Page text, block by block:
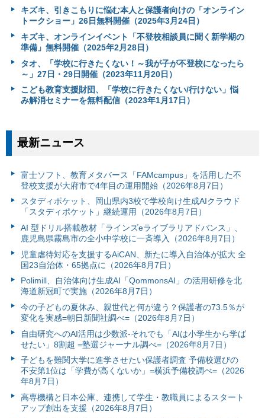
キズキ、引きこもりに悩む本人と保護者向けの「オンライン
トークショー」26日無料開催（2025年3月24日）
キズキ、オンラインイベント「不登校相談員に聞く新学期の
準備」無料開催（2025年2月28日）
タオ、「学校に行きたくない！～我が子が不登校になったら
～」27日・29日開催（2023年11月20日）
こども教育支援財団、「学校に行きたくない/行けない」悩
み解消セミナーを無料配信（2023年1月17日）
最新ニュース
富⼠ソフト、教育メタバース「FAMcampus」を活用した不
登校支援が大府市で4年目の運用開始（2026年8月7日）
スタディポケット、岡山県内3校で学校向け生成AIクラウド
「スタディポケット」継続運用（2026年8月7日）
AI 型ドリル搭載教材「ラインズeライブラリアドバンス」、
鹿児島県霧島市の全小中学校に一斉導入（2026年8月7日）
児童虐待対応を支援するAiCAN、新たに導入自治体が拡大 全
国23自治体・65拠点に（2026年8月7日）
Polimill、自治体向け生成AI「QommonsAI」の活用研修を北
海道新冠町で実施（2026年8月7日）
今の子どもの夏休み、親世代と何が違う？保護者の73.5％が
変化を実感=朝日新聞社調べ=（2026年8月7日）
自由研究へのAI活用は少数派-それでも「AIは小学生から学ば
せたい」8割超 =塾選ジャーナル調べ=（2026年8月7日）
子どもを難関大学に進学させたい保護者調査 予備校選びの
不安第1位は「学費が高くないか」=横浜予備校調べ=（2026
年8月7日）
高専機構と日本公庫、連携して学生・教職員によるスタート
アップ創出を支援（2026年8月7日）